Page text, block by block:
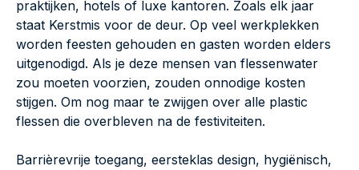
praktijken, hotels of luxe kantoren. Zoals elk jaar
staat Kerstmis voor de deur. Op veel werkplekken
worden feesten gehouden en gasten worden elders
uitgenodigd. Als je deze mensen van flessenwater
zou moeten voorzien, zouden onnodige kosten
stijgen. Om nog maar te zwijgen over alle plastic
flessen die overbleven na de festiviteiten.
Barrièrevrije toegang, eersteklas design, hygiënisch,